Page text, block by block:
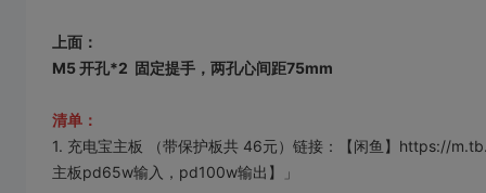
上面：
M5 开孔*2 固定提手，两孔心间距75mm
清单：
1. 充电宝主板 （带保护板共 46元）链接：【闲鱼】https://
主板pd65w输入，pd100w输出】」